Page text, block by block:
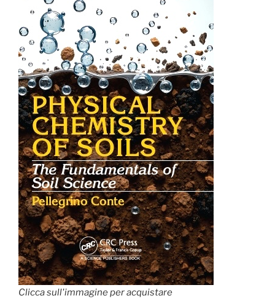
Clicca sull'immagine per acquistare